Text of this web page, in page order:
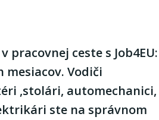
pracovnej ceste s Job4EU:
mesiacov. Vodiči
,stolári, automechanici,
ste na správnom